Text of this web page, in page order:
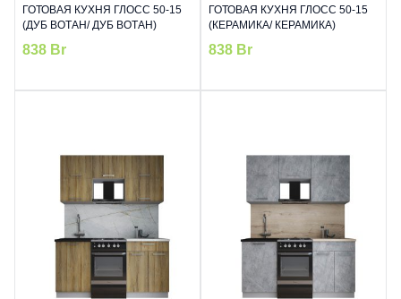
ГОТОВАЯ КУХНЯ ГЛОСС 50-15
(ДУБ ВОТАН/ ДУБ ВОТАН)
838 Br
ГОТОВАЯ КУХНЯ ГЛОСС 50-15
(КЕРАМИКА/ КЕРАМИКА)
838 Br